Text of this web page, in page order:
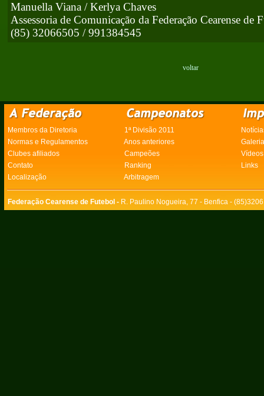
Manuella Viana / Kerlya Chaves
Assessoria de Comunicação da Federação Cearense de
(85) 32066505 / 991384545
voltar
Membros da Diretoria 1ª Divisão 2011
Normas e Regulamentos
Anos anteriores
Clubes afiliados
Campeões
Vídeos
Contato
Ranking
Links
Localização
Arbitragem
Federação Cearense de Futebol - R. Paulino Nogueira, 77 - Benfica -